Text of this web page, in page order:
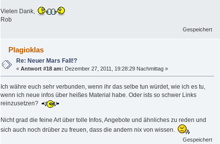
Vielen Dank,
Rob
Gespeichert
Plagioklas
Re: Neuer Mars Fall!?
«Antwort #18 am: Dezember 27, 2011, 19:28:29 Nachmittag »
Ich währe euch sehr verbunden, wenn ihr das selbe tun würdet, wie ich es tu,
wenn ich neue infos über heißes Material habe. Oder ists so schwer Links
reinzusetzen?
Nicht grad die feine Art über tolle Infos, Angebote und ähnliches zu reden und
sich auch noch drüber zu freuen, dass die andern nix von wissen.
Gespeichert